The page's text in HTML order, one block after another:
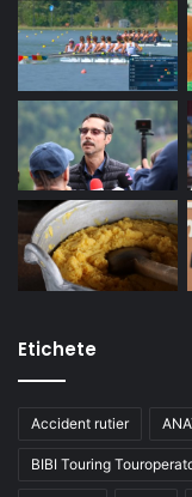
Etichete
Accident rutier
BIBI Touring